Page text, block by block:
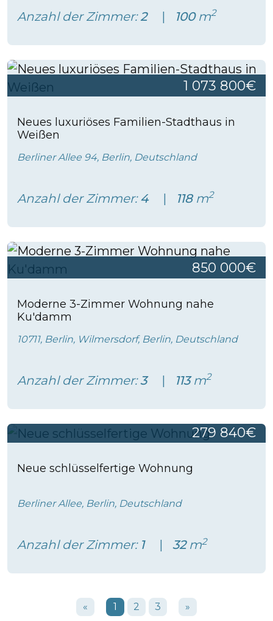
Anzahl der Zimmer:2 100m2
1 073 800€
Neues luxuriöses Familien-Stadthaus in
Weißen
Berliner Allee 94, Berlin, Deutschland
Anzahl der Zimmer:4 118m2
850 000€
Moderne 3-Zimmer Wohnung nahe
Ku'damm
10711, Berlin, Wilmersdorf, Berlin, Deutschland
Anzahl der Zimmer:3 113m2
279 840€
Neue schlüsselfertige Wohnung
Berliner Allee, Berlin, Deutschland
Anzahl der Zimmer: 1 32m2
« 1 2 3 »